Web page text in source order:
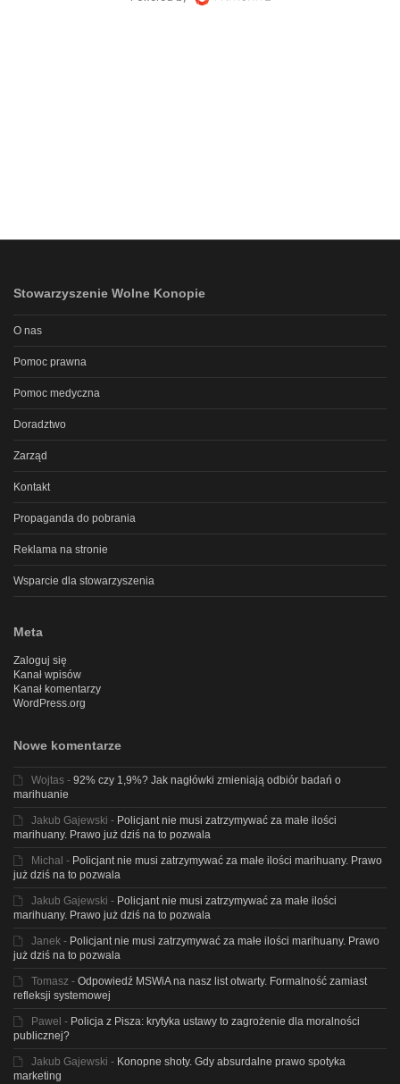
Stowarzyszenie Wolne Konopie
O nas
Pomoc prawna
Pomoc medyczna
Doradztwo
Zarząd
Kontakt
Propaganda do pobrania
Reklama na stronie
Wsparcie dla stowarzyszenia
Meta
Zaloguj się
Kanał wpisów
Kanał komentarzy
WordPress.org
Nowe komentarze
Wojtas - 92% czy 1,9%? Jak nagłówki zmieniają odbiór badań o
marihuanie
Jakub Gajewski - Policjant nie musi zatrzymywać za małe ilości
marihuany. Prawo już dziś na to pozwala
Michal - Policjant nie musi zatrzymywać za małe ilości marihuany. Prawo
już dziś na to pozwala
Jakub Gajewski - Policjant nie musi zatrzymywać za małe ilości
marihuany. Prawo już dziś na to pozwala
Janek - Policjant nie musi zatrzymywać za małe ilości marihuany. Prawo
już dziś na to pozwala
Tomasz - Odpowiedź MSWiA na nasz list otwarty. Formalność zamiast
refleksji systemowej
Pawel - Policja z Pisza: krytyka ustawy to zagrożenie dla moralności
publicznej?
Jakub Gajewski - Konopne shoty. Gdy absurdalne prawo spotyka
marketing